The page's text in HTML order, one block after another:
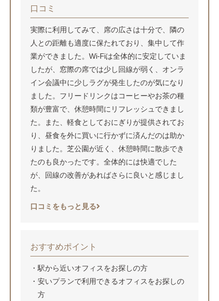
口コミ
実際に利用してみて、席の広さは十分で、隣の
人との距離も適度に保たれており、集中して作
業ができました。Wi-Fiは全体的に安定していま
したが、窓際の席では少し回線が弱く、オンラ
イン会議中に少しラグが発生したのが気になり
ました。フリードリンクはコーヒーやお茶の種
類が豊富で、休憩時間にリフレッシュできまし
た。また、軽食としておにぎりが提供されてお
り、昼食を外に買いに行かずに済んだのは助か
りました。芝公園が近く、休憩時間に散歩でき
たのも良かったです。全体的には快適でした
が、回線の改善があればさらに良いと感じまし
た。
口コミをもっと見る
おすすめポイント
駅から近いオフィスをお探しの方
安いプランで利用できるオフィスをお探しの
方